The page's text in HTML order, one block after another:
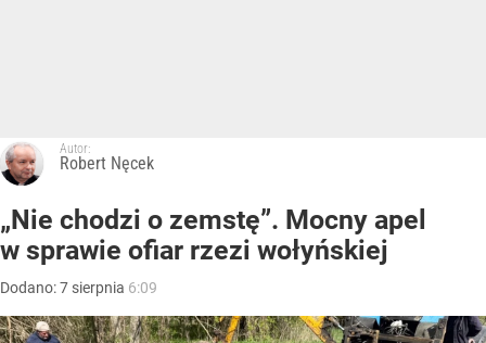
Autor:
Robert Nęcek
„Nie chodzi o zemstę”. Mocny apel
w sprawie ofiar rzezi wołyńskiej
Dodano:7 sierpnia 6:09